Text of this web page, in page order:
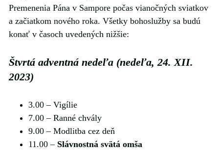
Premenenia Pána v Sampore počas vianočných sviatkov
a začiatkom nového roka. Všetky bohoslužby sa budú
konať v časoch uvedených nižšie:
Štvrtá adventná nedeľa (nedeľa, 24. XII.
2023)
3.00 ‒ Vigílie
7.00 ‒ Ranné chvály
9.00 ‒ Modlitba cez deň
11.00 ‒ Slávnostná svätá omša